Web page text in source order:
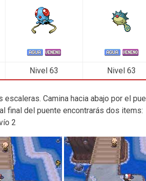
Nivel 63 Nivel 63
escaleras. Camina hacia abajo por el
final del puente encontrarás dos items:
2